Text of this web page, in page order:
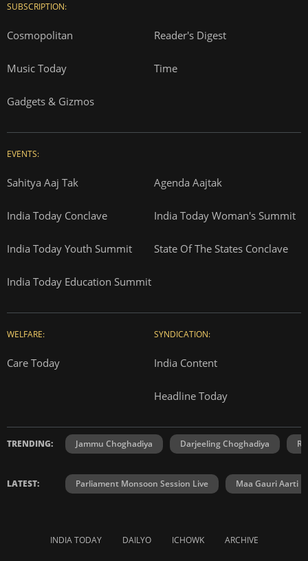
SUBSCRIPTION:
Cosmopolitan Reader's Digest
Music Today Time
Gadgets & Gizmos
EVENTS:
Sahitya Aaj Tak Agenda Aajtak
India Today Conclave India Today Woman's Summit
India Today Youth Summit State Of The States Conclave
India Today Education Summit
WELFARE:
Care Today
SYNDICATION:
India Content
Headline Today
TRENDING: Jammu Choghadiya Darjeeling Choghadiya
LATEST: Parliament Monsoon Session Live Maa Gauri Aarti
INDIA TODAY DAILYO ICHOWK ARCHIVE